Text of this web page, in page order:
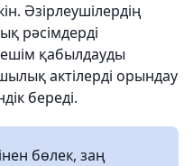
Әзірлеушілердің
рәсімдерді
қабылдауды
актілерді орындау
береді.
бөлек, заң